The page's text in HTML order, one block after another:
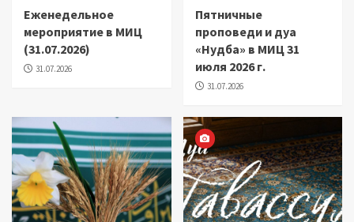
Еженедельное
мероприятие в МИЦ
(31.07.2026)
31.07.2026
Пятничные
проповеди и дуа
«Нудба» в МИЦ 31
июля 2026 г.
31.07.2026